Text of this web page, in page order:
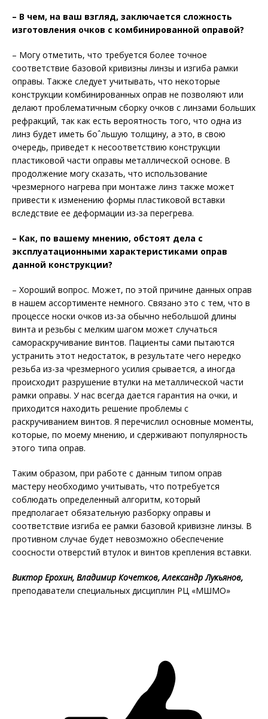
– В чем, на ваш взгляд, заключается сложность
изготовления очков с комбинированной оправой?
– Могу отметить, что требуется более точное
соответствие базовой кривизны линзы и изгиба рамки
оправы. Также следует учитывать, что некоторые
конструкции комбинированных оправ не позволяют или
делают проблематичным сборку очков с линзами больших
рефракций, так как есть вероятность того, что одна из
линз будет иметь боˆльшую толщину, а это, в свою
очередь, приведет к несоответствию конструкции
пластиковой части оправы металлической основе. В
продолжение могу сказать, что использование
чрезмерного нагрева при монтаже линз также может
привести к изменению формы пластиковой вставки
вследствие ее деформации из-за перегрева.
– Как, по вашему мнению, обстоят дела с
эксплуатационными характеристиками оправ
данной конструкции?
– Хороший вопрос. Может, по этой причине данных оправ
в нашем ассортименте немного. Связано это с тем, что в
процессе носки очков из-за обычно небольшой длины
винта и резьбы с мелким шагом может случаться
самораскручивание винтов. Пациенты сами пытаются
устранить этот недостаток, в результате чего нередко
резьба из-за чрезмерного усилия срывается, а иногда
происходит разрушение втулки на металлической части
рамки оправы. У нас всегда дается гарантия на очки, и
приходится находить решение проблемы с
раскручиванием винтов. Я перечислил основные моменты,
которые, по моему мнению, и сдерживают популярность
этого типа оправ.
Таким образом, при работе с данным типом оправ
мастеру необходимо учитывать, что потребуется
соблюдать определенный алгоритм, который
предполагает обязательную разборку оправы и
соответствие изгиба ее рамки базовой кривизне линзы. В
противном случае будет невозможно обеспечение
соосности отверстий втулок и винтов крепления вставки.
Виктор Ерохин, Владимир Кочетков, Александр Лукьянов,
преподаватели специальных дисциплин РЦ «МШМО»